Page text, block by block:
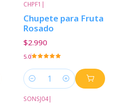
CHPF1 |
Chupete para Fruta
Rosado
$2.990
5.0
Cantidad
SONSJ04|